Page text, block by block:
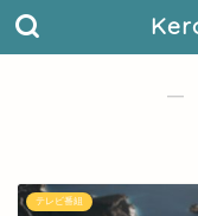
―
テレビ番組